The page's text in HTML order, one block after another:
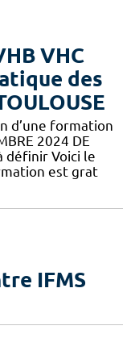
VHC
des
d’une formation
2024 DE
définir Voici le
est grat
IFMS